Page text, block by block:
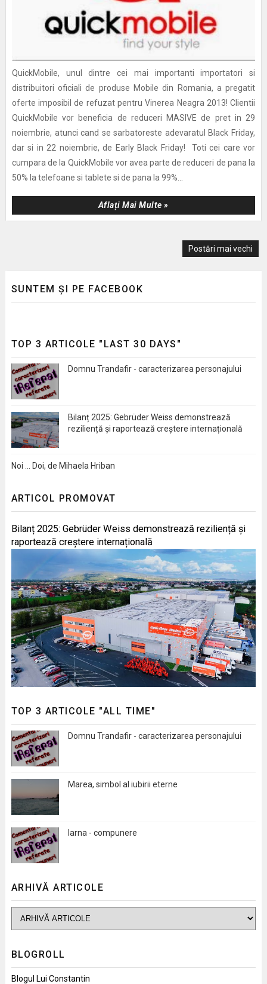
QuickMobile, unul dintre cei mai importanti importatori si
distribuitori oficiali de produse Mobile din Romania, a pregatit
oferte imposibil de refuzat pentru Vinerea Neagra 2013! Clientii
QuickMobile vor beneficia de reduceri MASIVE de pret in 29
noiembrie, atunci cand se sarbatoreste adevaratul Black Friday,
dar si in 22 noiembrie, de Early Black Friday! Toti cei care vor
cumpara de la QuickMobile vor avea parte de reduceri de pana la
50% la telefoane si tablete si de pana la 99%...
Aflați Mai Multe »
Postări mai vechi
SUNTEM ȘI PE FACEBOOK
TOP 3 ARTICOLE "LAST 30 DAYS"
Domnu Trandafir - caracterizarea personajului
Bilanț 2025: Gebrüder Weiss demonstrează
reziliență și raportează creștere internațională
Noi … Doi, de Mihaela Hriban
ARTICOL PROMOVAT
Bilanț 2025: Gebrüder Weiss demonstrează reziliență și
raportează creștere internațională
TOP 3 ARTICOLE "ALL TIME"
Domnu Trandafir - caracterizarea personajului
Marea, simbol al iubirii eterne
Iarna - compunere
ARHIVĂ ARTICOLE
BLOGROLL
Blogul Lui Constantin